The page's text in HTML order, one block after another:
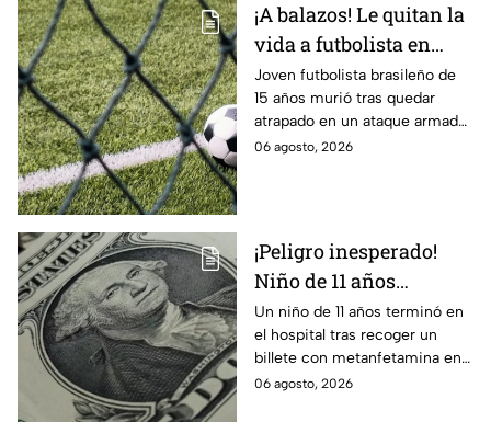
¡A balazos! Le quitan la
vida a futbolista en
pleno partido
Joven futbolista brasileño de
15 años murió tras quedar
atrapado en un ataque armado
en Maceió. Autoridades
06 agosto, 2026
¡Peligro inesperado!
Niño de 11 años
termina en el hospital
tras recoger un billete
del suelo
Un niño de 11 años terminó en
el hospital tras recoger un
billete con metanfetamina en
Alabama. Autoridades
06 agosto, 2026